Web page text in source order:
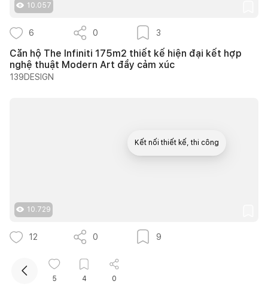
10.057
6 0 3
Căn hộ The Infiniti 175m2 thiết kế hiện đại kết hợp
nghệ thuật Modern Art đầy cảm xúc
139DESIGN
10.729
12 0 9
25 ý tưởng lựa chọn cây trồng lối đi sân vườn tạo
bóng mát quanh năm cho nhà phố
Nguyễn Quỳnh Hương
5 4 0
Kết nối thiết kế, thi công